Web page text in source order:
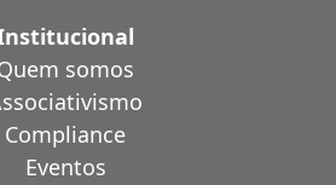
somos
Compliance
Eventos